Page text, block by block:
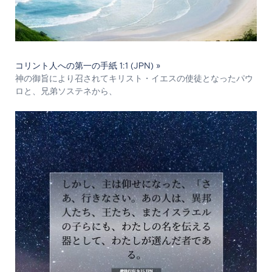
コリント人への第一の手紙 1:1 (JPN) »
神の御旨により召されてキリスト・イエスの使徒となったパウ
ロと、兄弟ソステネから、